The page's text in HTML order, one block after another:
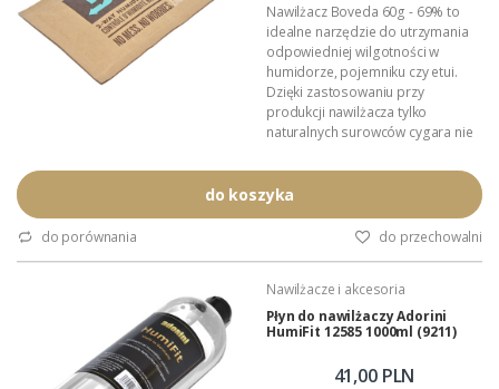
Nawilżacz Boveda 60g - 69% to
idealne narzędzie do utrzymania
odpowiedniej wilgotności w
humidorze, pojemniku czy etui.
Dzięki zastosowaniu przy
produkcji nawilżacza tylko
naturalnych surowców cygara nie
aromatów. Podczas pracy
pochłania i oddaje do otoczenia
całkowicie hermetycznym
tolerancją 1%.
Wielkość: 133mm x 88mm x 7mm.
Zadana...
do koszyka
do porównania do przechowalni
Nawilżacze i akcesoria
Płyn do nawilżaczy Adorini
HumiFit 12585 1000ml (9211)
41,00 PLN